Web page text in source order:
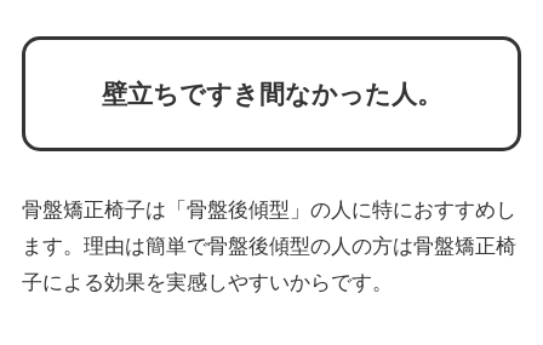
壁立ちですき間なかった人。
骨盤矯正椅子は「骨盤後傾型」の人に特におすすめし
ます。理由は簡単で骨盤後傾型の人の方は骨盤矯正椅
子による効果を実感しやすいからです。